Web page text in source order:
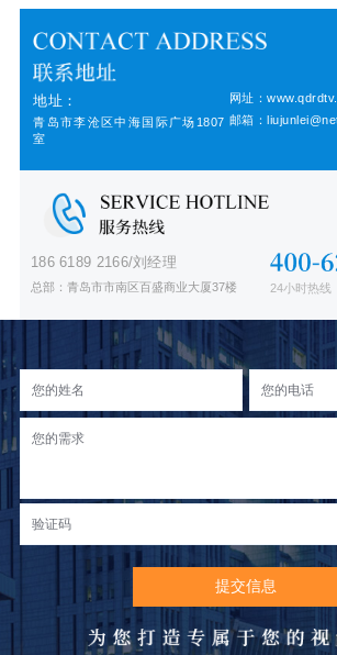
地址：
青岛市李沧区中海国际广场1807
室
网址：
邮箱：
186 6189 2166/刘经理
总部：青岛市市南区百盛商业大厦37楼 24小时热线